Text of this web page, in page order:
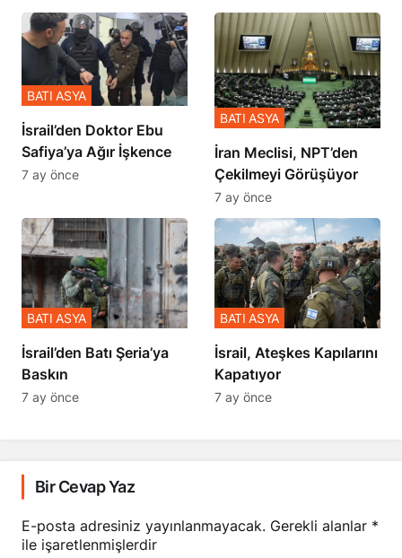
İsrail’den Doktor Ebu
Safiya’ya Ağır İşkence
BATI ASYA
7 ay önce
İran Meclisi, NPT’den
Çekilmeyi Görüşüyor
BATI ASYA
7 ay önce
​​​​​​​İsrail’den Batı Şeria’ya
Baskın
BATI ASYA
7 ay önce
İsrail, Ateşkes Kapılarını
Kapatıyor
BATI ASYA
7 ay önce
Bir Cevap Yaz
E-posta adresiniz yayınlanmayacak. Gerekli alanlar *
ile işaretlenmişlerdir